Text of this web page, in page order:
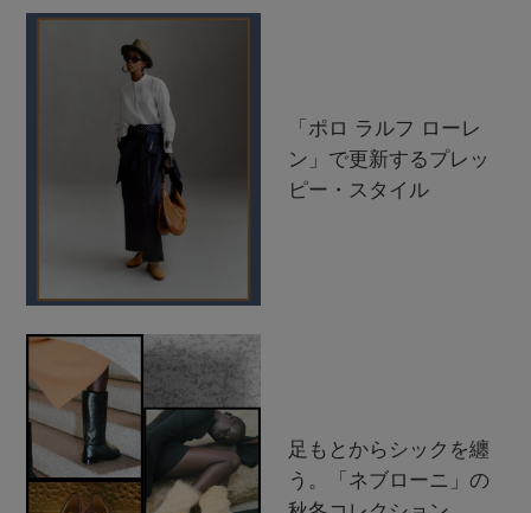
「ポロ ラルフ ローレ
ン」で更新するプレッ
ピー・スタイル
足もとからシックを纏
う。「ネブローニ」の